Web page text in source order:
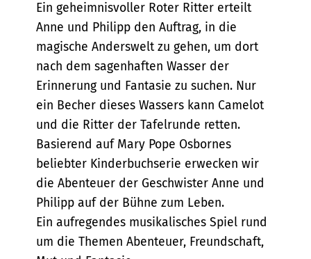
Ein geheimnisvoller Roter Ritter erteilt
Anne und Philipp den Auftrag, in die
magische Anderswelt zu gehen, um dort
nach dem sagenhaften Wasser der
Erinnerung und Fantasie zu suchen. Nur
ein Becher dieses Wassers kann Camelot
und die Ritter der Tafelrunde retten.
Basierend auf Mary Pope Osbornes
beliebter Kinderbuchserie erwecken wir
die Abenteuer der Geschwister Anne und
Philipp auf der Bühne zum Leben.
Ein aufregendes musikalisches Spiel rund
um die Themen Abenteuer, Freundschaft,